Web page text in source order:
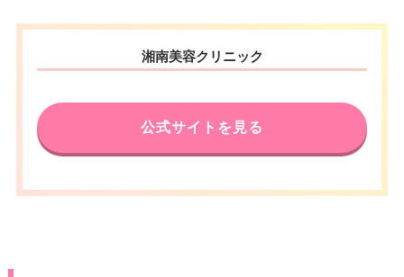
湘南美容クリニック
公式サイトを見る